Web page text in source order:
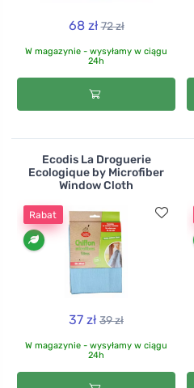
68 zł 72 zł
W magazynie - wysyłamy w ciągu
24h
Ecodis La Droguerie
Ecologique by Microfiber
Window Cloth
Rabat
37 zł 39 zł
W magazynie - wysyłamy w ciągu
24h